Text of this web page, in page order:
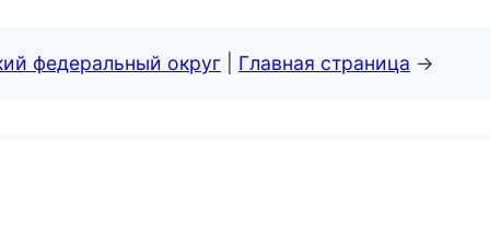
федеральный округ Главная страница →